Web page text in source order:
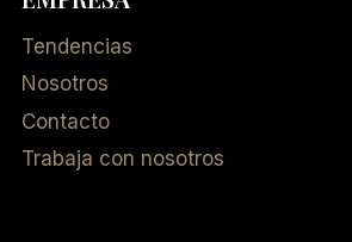
Tendencias
Nosotros
Contacto
Trabaja con nosotros